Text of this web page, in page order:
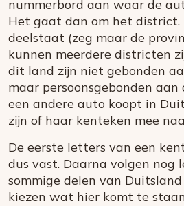
nummerbord aan waar de
Het gaat dan om het district.
deelstaat (zeg maar de
kunnen meerdere districten
dit land zijn niet gebonden
maar persoonsgebonden
een andere auto koopt in
zijn of haar kenteken mee
De eerste letters van een
dus vast. Daarna volgen nog
sommige delen van
kiezen wat hier komt te